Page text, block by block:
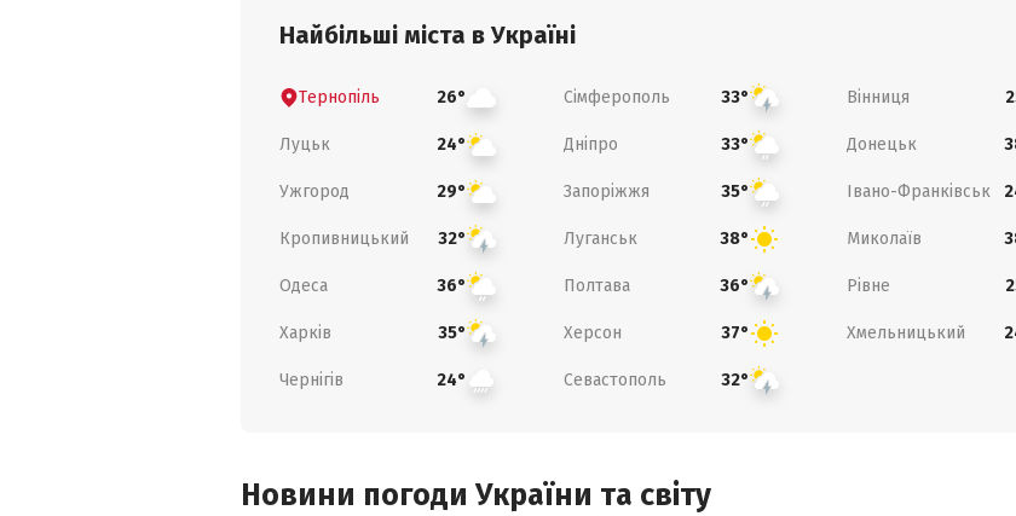
Найбільші міста в Україні
Тернопіль 26° Сімферополь 33° Вінниця
Луцьк 24° Дніпро 33° Донецьк
Ужгород 29° Запоріжжя 35° Івано-Франківськ
Кропивницький 32° Луганськ 38° Миколаїв
Одеса 36° Полтава 36° Рівне
Харків 35° Херсон 37° Хмельницький
Чернігів 24° Севастополь 32°
Новини погоди України та світу